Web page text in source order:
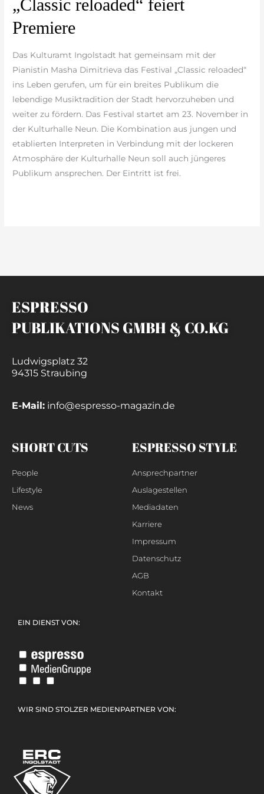
„Classic reloaded“ feiert
Premiere
Das Kulturamt Ingolstadt hat gemeinsam mit der
Pianistin Masha Dimitrieva das Festival „Classic reloaded“
ins Leben gerufen, um für ein breites Publikum die
lebendige Musiktradition der Stadt hervorzuheben und
weiter zu fördern. Das Festival startet am 23. November in
der Kulturhalle Neun. Die Kombination aus jungen und
etablierten Interpreten in Verbindung mit der lockeren
Atmosphäre der Kulturhalle Neun soll auch jüngeres
Publikum ansprechen. Der Eintritt ist frei.
reloaded“
feiert
ESPRESSO
PUBLIKATIONS GMBH & CO.KG
Ludwigsplatz 32
94315 Straubing
E-Mail: info@espresso-magazin.de
SHORT CUTS
People
Lifestyle
News
ESPRESSO STYLE
Ansprechpartner
Auslagestellen
Mediadaten
Karriere
Impressum
Datenschutz
AGB
Kontakt
EIN DIENST VON:
WIR SIND STOLZER MEDIENPARTNER VON: